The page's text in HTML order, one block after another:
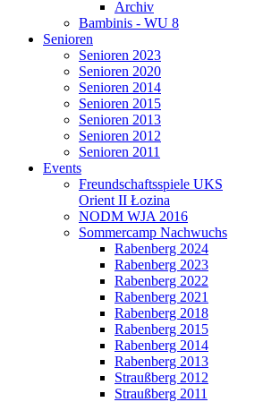
Archiv
Bambinis - WU 8
Senioren
Senioren 2023
Senioren 2020
Senioren 2014
Senioren 2015
Senioren 2013
Senioren 2012
Senioren 2011
Events
Freundschaftsspiele UKS
Orient II Łozina
NODM WJA 2016
Sommercamp Nachwuchs
Rabenberg 2024
Rabenberg 2023
Rabenberg 2022
Rabenberg 2021
Rabenberg 2018
Rabenberg 2015
Rabenberg 2014
Rabenberg 2013
Straußberg 2012
Straußberg 2011